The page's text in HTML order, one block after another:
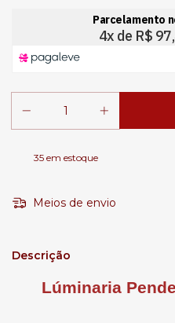
35em estoque
Meios de envio
Descrição
Lúminaria